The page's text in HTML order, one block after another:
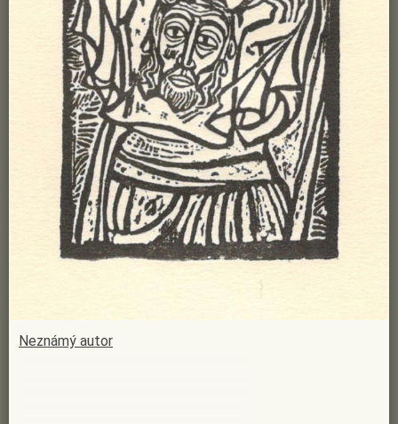
Neznámý autor